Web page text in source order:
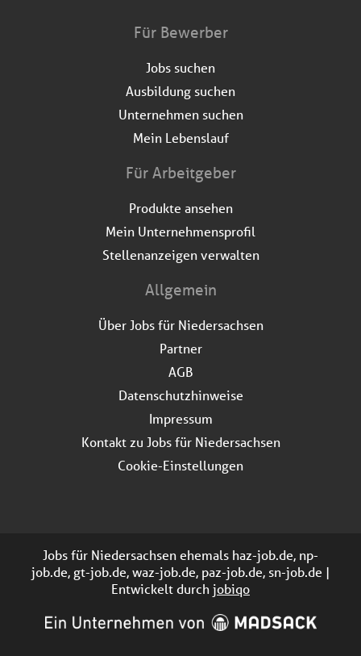
Für Bewerber
Jobs suchen
Ausbildung suchen
Unternehmen suchen
Mein Lebenslauf
Für Arbeitgeber
Produkte ansehen
Mein Unternehmensprofil
Stellenanzeigen verwalten
Allgemein
Über Jobs für Niedersachsen
Partner
AGB
Datenschutzhinweise
Impressum
Kontakt zu Jobs für Niedersachsen
Cookie-Einstellungen
Jobs für Niedersachsen ehemals haz-job.de, np-
job.de, gt-job.de, waz-job.de, paz-job.de, sn-job.de |
Entwickelt durchjobiqo